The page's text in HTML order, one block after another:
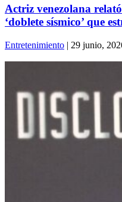
Actriz venezolana
‘doblete sísmico’ que
Entretenimiento | 29 junio,